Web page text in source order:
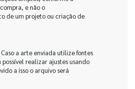
e não o
de um projeto ou criação de
Caso a arte enviada utilize fontes
possível realizar ajustes usando
a isso o arquivo será